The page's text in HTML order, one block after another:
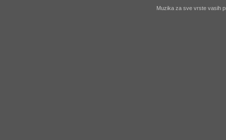
Muzika za sve vrste vasih